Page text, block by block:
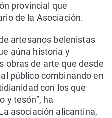
provincial que
de la Asociación.
artesanos belenistas
aúna historia y
obras de arte que desde
público combinando en
con los que
y tesón”, ha
asociación alicantina,